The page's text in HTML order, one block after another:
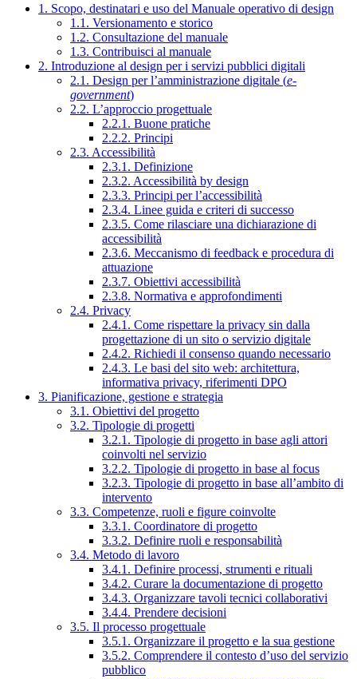
1. Scopo, destinatari e uso del Manuale operativo di design
1.1. Versionamento e storico
1.2. Consultazione del manuale
1.3. Contribuisci al manuale
2. Introduzione al design per i servizi pubblici digitali
2.1. Design per l’amministrazione digitale (e-
government)
2.2. L’approccio progettuale
2.2.1. Buone pratiche
2.2.2. Principi
2.3. Accessibilità
2.3.1. Definizione
2.3.2. Accessibilità by design
2.3.3. Principi per l’accessibilità
2.3.4. Linee guida e criteri di successo
2.3.5. Come rilasciare una dichiarazione di
accessibilità
2.3.6. Meccanismo di feedback e procedura di
attuazione
2.3.7. Obiettivi accessibilità
2.3.8. Normativa e approfondimenti
2.4. Privacy
2.4.1. Come rispettare la privacy sin dalla
progettazione di un sito o servizio digitale
2.4.2. Richiedi il consenso quando necessario
2.4.3. Le basi del sito web: architettura,
informativa privacy, riferimenti DPO
3. Pianificazione, gestione e strategia
3.1. Obiettivi del progetto
3.2. Tipologie di progetti
3.2.1. Tipologie di progetto in base agli attori
coinvolti nel servizio
3.2.2. Tipologie di progetto in base al focus
3.2.3. Tipologie di progetto in base all’ambito di
intervento
3.3. Competenze, ruoli e figure coinvolte
3.3.1. Coordinatore di progetto
3.3.2. Definire ruoli e responsabilità
3.4. Metodo di lavoro
3.4.1. Definire processi, strumenti e rituali
3.4.2. Curare la documentazione di progetto
3.4.3. Organizzare tavoli tecnici collaborativi
3.4.4. Prendere decisioni
3.5. Il processo progettuale
3.5.1. Organizzare il progetto e la sua gestione
3.5.2. Comprendere il contesto d’uso del servizio
pubblico